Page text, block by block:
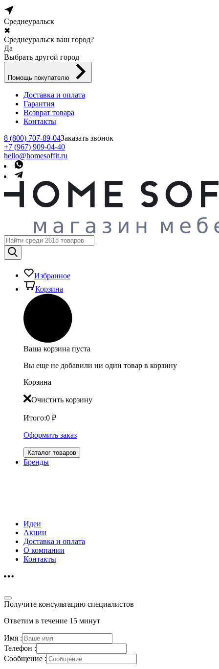
Среднеуральск
✖
Среднеуральск ваш город?
Да
Выбрать другой город
Помощь покупателю
Доставка и оплата
Гарантия
Возврат товара
Контакты
8 (800) 707-89-04Заказать звонок
+7 (967) 909-04-40
hello@homesoffit.ru
Избранное
Корзина
Ваша корзина пуста
Вы еще не добавили ни один товар в корзину
Корзина
Очистить корзину
Итого:0 ₽
Оформить заказ
Каталог товаров
Бренды
Идеи
Акции
Доставка и оплата
О компании
Контакты
Получите консультацию специалистов
Ответим в течение 15 минут
Имя :
Телефон :
Сообщение :